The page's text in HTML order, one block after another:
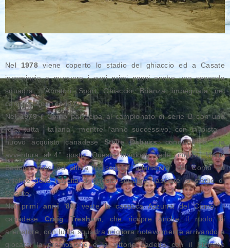
Nel 1978viene coperto lo stadio del ghiaccio ed a Casate
incomincia a muovere i suoi primi passi anche una seconda
squadra, l'Amatori Sport Ghiaccio Brianza impegnata nel
campionato di serie C.
Nel1979il Como partecipa al campionato di serie B con una
rosa tutta "italiana", mentre l'anno successivo, con in pista il
nuovo acquisto canadeseSteve Dabuss, conclude la sua
avventura al 4° posto. Questa stagione vede, inoltre, Mario
Bedogni, fino ad allora indiscusso "allenatore" del Como ed
artefice della nascita di questa squadra, lasciare lo stadio di
Casate.
Nei primianni '80, veste la casacca Azzurra del Como, il
canadeseCraig Tresham, che ricopre anche il ruolo di
allenatore, con lui la squadra migliora notevolmente arrivando a
giocarsi la promozione e la vittoria cadetta con il Fiemme